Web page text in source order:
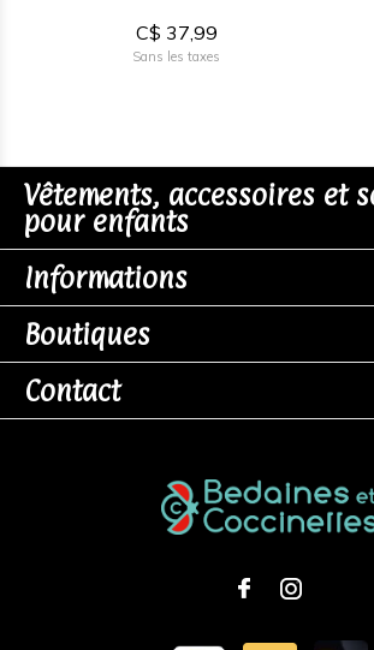
C$ 37,99
Sans les taxes
Vêtements, accessoires et
pour enfants
Informations
Boutiques
Contact